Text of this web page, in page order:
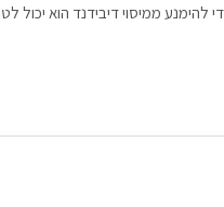
ממיסוי דיבידנד הוא יכול